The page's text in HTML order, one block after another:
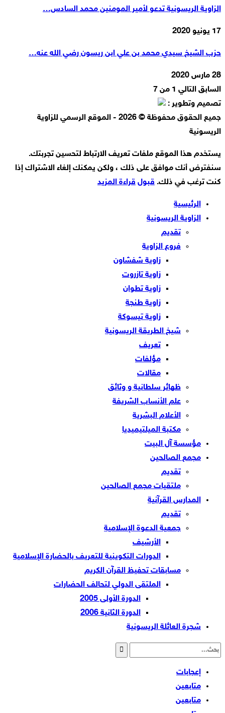
الزاوية الريسونية تدعو لأمير المومنين محمد السادس…
17 يونيو 2020
حزب الشيخ سيدي محمد بن علي ابن ريسون رضي الله عنه…
28 مارس 2020
السابق التالي 1 من 7
تصميم وتطوير :
جميع الحقوق محفوظة © 2026 - الموقع الرسمي للزاوية
الريسونية
يستخدم هذا الموقع ملفات تعريف الارتباط لتحسين تجربتك.
سنفترض أنك موافق على ذلك ، ولكن يمكنك إلغاء الاشتراك إذا
كنت ترغب في ذلك. قبول قراءة المزيد
الرئيسية
الزاوية الريسونية
تقديم
فروع الزاوية
زاوية شفشاون
زاوية تازروت
زاوية تطوان
زاوية طنجة
زاوية تيسوكة
شيخ الطريقة الريسونية
تعريف
مؤلفات
مقالات
ظهائر سلطانية و وثائق
علم الأنساب الشريفة
الأعلام البشرية
مكتبة الميلتيميديا
مؤسسة آل البيت
مجمع الصالحين
تقديم
ملتقيات مجمع الصالحين
المدارس القرآنية
تقديم
جمعية الدعوة الإسلامية
الأرشيف
الدورات التكوينية للتعريف بالحضارة الإسلامية
مسابقات تحفيظ القرآن الكريم
الملتقى الدولي لتحالف الحضارات
الدورة الأولى 2005
الدورة الثانية 2006
شجرة العائلة الريسونية
إعجابات
متابعين
متابعين